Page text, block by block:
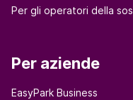
Per gli operatori della
Per aziende
EasyPark Business